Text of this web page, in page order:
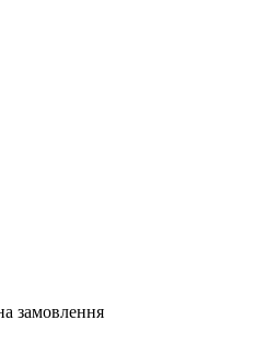
замовлення